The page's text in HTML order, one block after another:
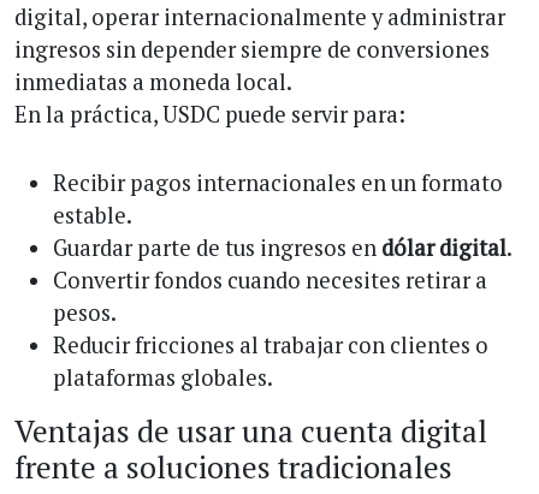
digital, operar internacionalmente y administrar
ingresos sin depender siempre de conversiones
inmediatas a moneda local.
En la práctica, USDC puede servir para:
Recibir pagos internacionales en un formato
estable.
Guardar parte de tus ingresos en dólar digital.
Convertir fondos cuando necesites retirar a
pesos.
Reducir fricciones al trabajar con clientes o
plataformas globales.
Ventajas de usar una cuenta digital
frente a soluciones tradicionales